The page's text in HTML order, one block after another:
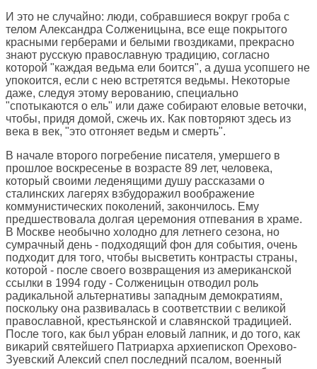
И это не случайно: люди, собравшиеся вокруг гроба с
телом Александра Солженицына, все еще покрытого
красными герберами и белыми гвоздиками, прекрасно
знают русскую православную традицию, согласно
которой "каждая ведьма ели боится", а душа усопшего не
упокоится, если с нею встретятся ведьмы. Некоторые
даже, следуя этому верованию, специально
"спотыкаются о ель" или даже собирают еловые веточки,
чтобы, придя домой, сжечь их. Как повторяют здесь из
века в век, "это отгоняет ведьм и смерть".
В начале второго погребение писателя, умершего в
прошлое воскресенье в возрасте 89 лет, человека,
который своими леденящими душу рассказами о
сталинских лагерях взбудоражил воображение
коммунистических поколений, закончилось. Ему
предшествовала долгая церемония отпевания в храме.
В Москве необычно холодно для летнего сезона, но
сумрачный день - подходящий фон для события, очень
подходит для того, чтобы высветить контрасты страны,
которой - после своего возвращения из американской
ссылки в 1994 году - Солженицын отводил роль
радикальной альтернативы западным демократиям,
поскольку она развивалась в соответствии с великой
православной, крестьянской и славянской традицией.
После того, как был убран еловый лапник, и до того, как
викарий святейшего Патриарха архиепископ Орехово-
Зуевский Алексий спел последний псалом, военный